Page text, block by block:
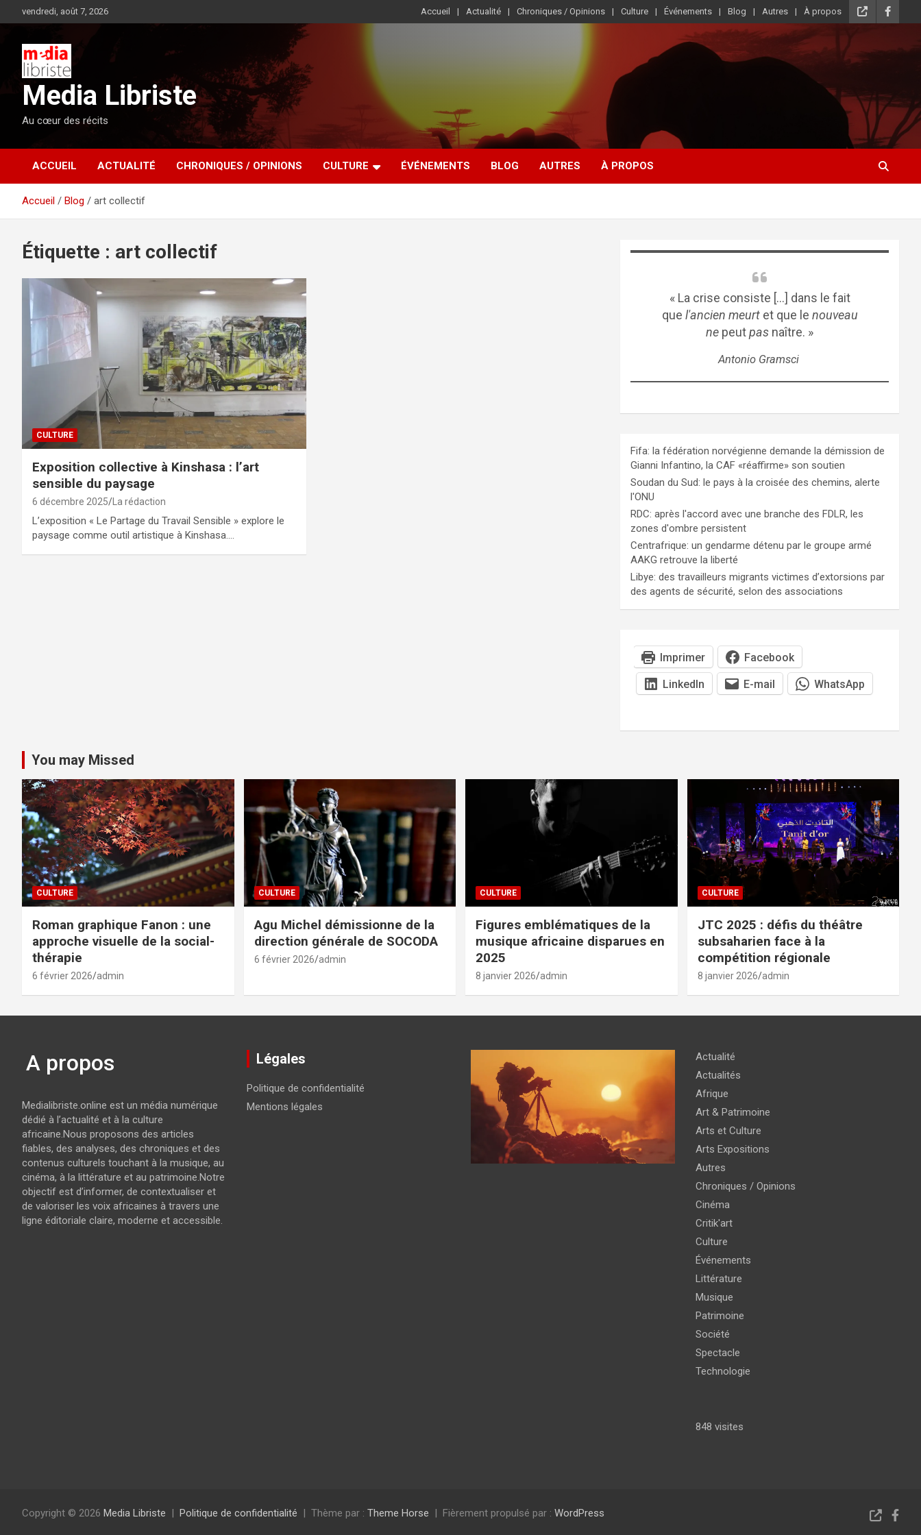
au
vendredi, août 7, 2026 Accueil Actualité Chroniques / Opinions Culture Événements Blog Autres À propos
Media Libriste
Au cœur des récits
ACCUEIL ACTUALITÉ CHRONIQUES / OPINIONS CULTURE ÉVÉNEMENTS BLOG AUTRES À PROPOS
Accueil Blog art collectif
Étiquette : art collectif
CULTURE
Exposition collective à Kinshasa : l’art
sensible du paysage
6 décembre 2025 La rédaction
L’exposition « Le Partage du Travail Sensible » explore le
paysage comme outil artistique à Kinshasa.…
« La crise consiste [...] dans le fait
que l'ancien meurtet que le nouveau
ne peutpas naître. »
Antonio Gramsci
Fifa: la fédération norvégienne demande la démission de
Gianni Infantino, la CAF «réaffirme» son soutien
Soudan du Sud: le pays à la croisée des chemins, alerte
l'ONU
RDC: après l'accord avec une branche des FDLR, les
zones d'ombre persistent
Centrafrique: un gendarme détenu par le groupe armé
AAKG retrouve la liberté
Libye: des travailleurs migrants victimes d’extorsions par
des agents de sécurité, selon des associations
Imprimer Facebook
LinkedIn E-mail WhatsApp
You may Missed
CULTURE
Roman graphique Fanon : une
approche visuelle de la social-
thérapie
6 février 2026 admin
CULTURE
Agu Michel démissionne de la
direction générale de SOCODA
6 février 2026 admin
CULTURE
Figures emblématiques de la
musique africaine disparues en
2025
8 janvier 2026 admin
CULTURE
JTC 2025 : défis du théâtre
subsaharien face à la
compétition régionale
8 janvier 2026 admin
A propos
Medialibriste.online est un média numérique
dédié à l’actualité et à la culture
africaine.Nous proposons des articles
fiables, des analyses, des chroniques et des
contenus culturels touchant à la musique, au
cinéma, à la littérature et au patrimoine.Notre
objectif est d’informer, de contextualiser et
de valoriser les voix africaines à travers une
ligne éditoriale claire, moderne et accessible.
Légales
Politique de confidentialité
Mentions légales
Actualité
Actualités
Afrique
Art & Patrimoine
Arts et Culture
Arts Expositions
Autres
Chroniques / Opinions
Cinéma
Critik'art
Culture
Événements
Littérature
Musique
Patrimoine
Société
Spectacle
Technologie
848 visites
Copyright © 2026 Media Libriste Politique de confidentialité Thème par : Theme Horse Fièrement propulsé par : WordPress